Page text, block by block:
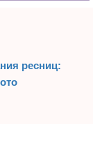
ресниц: